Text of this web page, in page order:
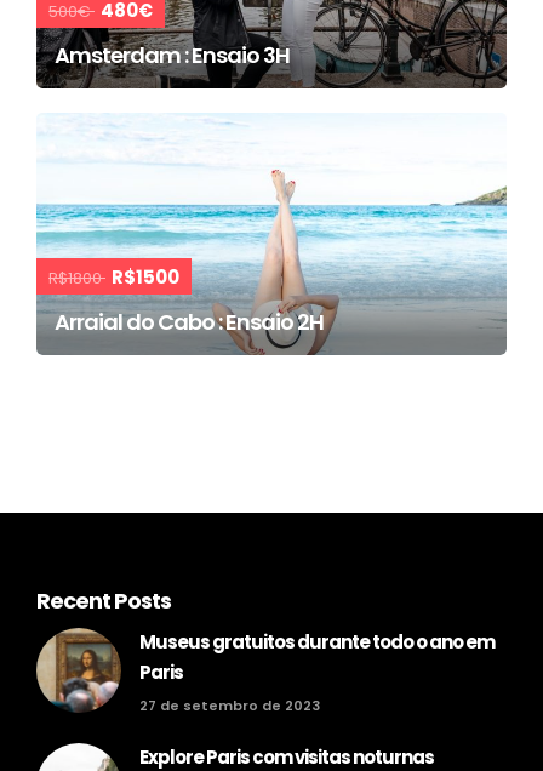
500€ 480€
Amsterdam : Ensaio 3H
R$1800 R$1500
Arraial do Cabo : Ensaio 2H
Recent Posts
Museus gratuitos durante todo o ano em
Paris
27 de setembro de 2023
Explore Paris com visitas noturnas